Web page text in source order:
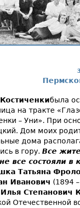
Костиченкибыла
на тракте
– Уни». При
Дом моих
дома
в гору. Все
все состояли в
Татьяна
Иванович (1894
Степанович
Отечественной